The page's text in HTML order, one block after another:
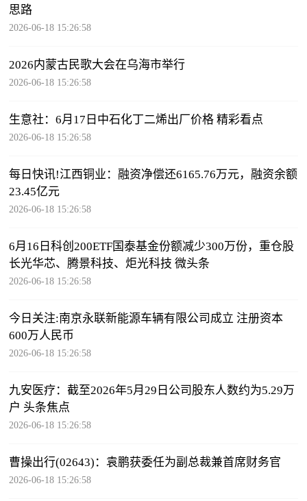
思路
2026-06-18 15:26:58
2026内蒙古民歌大会在乌海市举行
2026-06-18 15:26:58
生意社：6月17日中石化丁二烯出厂价格 精彩看点
2026-06-18 15:26:58
每日快讯!江西铜业：融资净偿还6165.76万元，融资余额
23.45亿元
2026-06-18 15:26:58
6月16日科创200ETF国泰基金份额减少300万份，重仓股
长光华芯、腾景科技、炬光科技 微头条
2026-06-18 15:26:58
今日关注:南京永联新能源车辆有限公司成立 注册资本
600万人民币
2026-06-18 15:26:58
九安医疗：截至2026年5月29日公司股东人数约为5.29万
户 头条焦点
2026-06-18 15:26:58
曹操出行(02643)：袁鹏获委任为副总裁兼首席财务官
2026-06-18 15:26:58